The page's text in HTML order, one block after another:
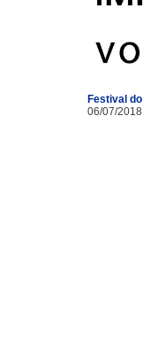
Festival
06/07/2018